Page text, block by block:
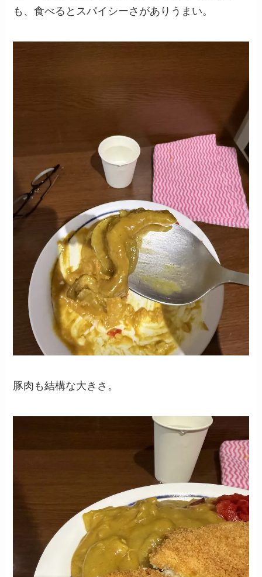
も、食べるとスパイシーさがありうまい。
豚肉も結構な大きさ。